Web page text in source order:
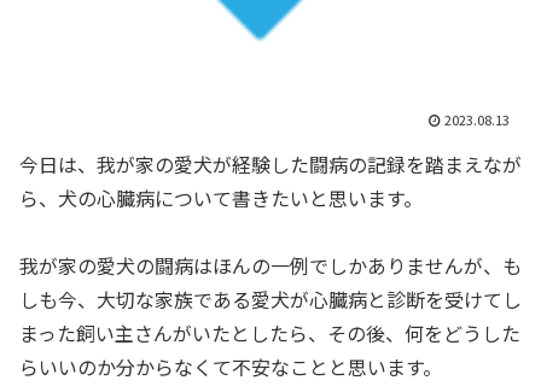
2023.08.13
今日は、我が家の愛犬が経験した闘病の記録を踏まえなが
ら、犬の心臓病について書きたいと思います。
我が家の愛犬の闘病はほんの一例でしかありませんが、も
しも今、大切な家族である愛犬が心臓病と診断を受けてし
まった飼い主さんがいたとしたら、その後、何をどうした
らいいのか分からなくて不安なことと思います。